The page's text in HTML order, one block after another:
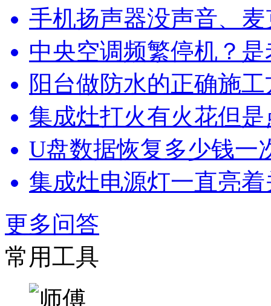
手机扬声器没声音、
中央空调频繁停机？
阳台做防水的正确施
集成灶打火有火花但
U盘数据恢复多少钱一
集成灶电源灯一直亮
更多问答
常用工具